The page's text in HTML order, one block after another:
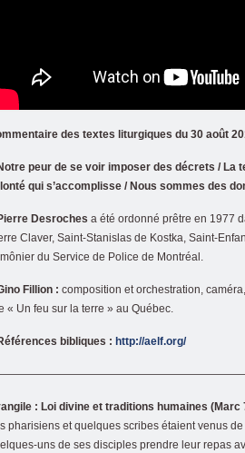
des textes liturgiques du 30 août
peur de se voir imposer des décrets / La
qui s’accomplisse / Nous sommes des
Desroches a été ordonné prêtre en 1977
Claver, Saint-Stanislas de Kostka, Saint-
du Service de Police de Montréal.
Fillion : composition et orchestration,
« Un feu sur la terre » au Québec.
bibliques : http://aelf.org/
: Loi divine et traditions humaines (Marc
pharisiens et quelques scribes étaient venus
uns de ses disciples prendre leur repas